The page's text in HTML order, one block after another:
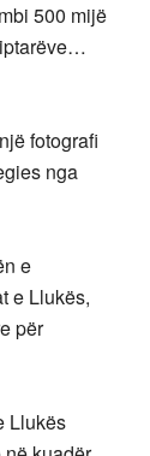
500 mijë
fotografi
nga
e
e Llukës,
për
Llukës